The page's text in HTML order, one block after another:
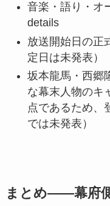
音楽・語り・オ
details
放送開始日の正
定日は未発表）
坂本龍馬・西郷
な幕末人物のキ
点であるため、
では未発表）
まとめ——幕府